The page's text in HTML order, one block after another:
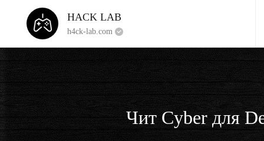
HACK LAB
h4ck-lab.com
Чит Cyber для